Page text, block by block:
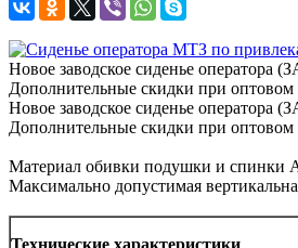
Новое заводское сиденье
Дополнительные скидки при оптовом
Новое заводское сиденье
Дополнительные скидки при оптовом
Материал обивки подушки и спинки
Максимально допустимая
Технические характеристики